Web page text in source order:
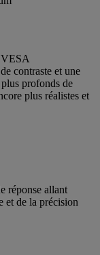
VESA
contraste et une
profonds de
plus réalistes et
réponse allant
et de la précision